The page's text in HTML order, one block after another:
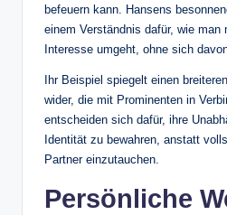
befeuern kann. Hansens
einem Verständnis dafür, wie man
Interesse umgeht, ohne sich
Ihr Beispiel spiegelt einen
wider, die mit Prominenten in
entscheiden sich dafür, ihre
Identität zu bewahren, anstatt
Partner einzutauchen.
Persönliche